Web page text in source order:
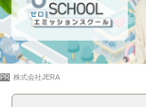
PR 株式会社JERA